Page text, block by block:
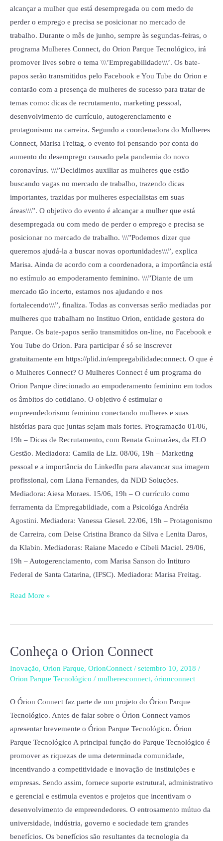
alcançar a mulher que está desempregada ou com medo de
perder o emprego e precisa se posicionar no mercado de
trabalho. Durante o mês de junho, sempre às segundas-feiras, o
programa Mulheres Connect, do Orion Parque Tecnológico, irá
promover lives sobre o tema \\\’Empregabilidade\\\’. Os bate-
papos serão transmitidos pelo Facebook e You Tube do Orion e
contarão com a presença de mulheres de sucesso para tratar de
temas como: dicas de recrutamento, marketing pessoal,
desenvolvimento de currículo, autogerenciamento e
protagonismo na carreira. Segundo a coordenadora do Mulheres
Connect, Marisa Freitag, o evento foi pensando por conta do
aumento do desemprego causado pela pandemia do novo
coronavírus. \\\”Decidimos auxiliar as mulheres que estão
buscando vagas no mercado de trabalho, trazendo dicas
importantes, trazidas por mulheres especialistas em suas
áreas\\\”. O objetivo do evento é alcançar a mulher que está
desempregada ou com medo de perder o emprego e precisa se
posicionar no mercado de trabalho. \\\”Podemos dizer que
queremos ajudá-la a buscar novas oportunidades\\\”, explica
Marisa. Ainda de acordo com a coordenadora, a importância está
no estímulo ao empoderamento feminino. \\\”Diante de um
mercado tão incerto, estamos nos ajudando e nos
fortalecendo\\\”, finaliza. Todas as conversas serão mediadas por
mulheres que trabalham no Instituo Orion, entidade gestora do
Parque. Os bate-papos serão transmitidos on-line, no Facebook e
You Tube do Orion. Para participar é só se inscrever
gratuitamente em https://plid.in/empregabilidadeconnect. O que é
o Mulheres Connect? O Mulheres Connect é um programa do
Orion Parque direcionado ao empoderamento feminino em todos
os âmbitos do cotidiano. O objetivo é estimular o
empreendedorismo feminino conectando mulheres e suas
histórias para que juntas sejam mais fortes. Programação 01/06,
19h – Dicas de Recrutamento, com Renata Guimarães, da ELO
Gestão. Mediadora: Camila de Liz. 08/06, 19h – Marketing
pessoal e a importância do LinkedIn para alavancar sua imagem
profissional, com Liana Fernandes, da NDD Soluções.
Mediadora: Aiesa Moraes. 15/06, 19h – O currículo como
ferramenta da Empregabildiade, com a Psicológa Andréia
Agostini. Mediadora: Vanessa Giesel. 22/06, 19h – Protagonismo
de Carreira, com Deise Cristina Branco da Silva e Lenita Daros,
da Klabin. Mediadoras: Raiane Macedo e Cibeli Maciel. 29/06,
19h – Autogerenciamento, com Marisa Sanson do Intituro
Federal de Santa Catarina, (IFSC). Mediadora: Marisa Freitag.
durante
mês
de
junho
Read More »
Conheça o Orion Connect
Inovação, Orion Parque, OrionConnect / setembro 10, 2018 /
Orion Parque Tecnológico / mulheresconnect, órionconnect
O Órion Connect faz parte de um projeto do Órion Parque
Tecnológico. Antes de falar sobre o Órion Connect vamos
apresentar brevemente o Órion Parque Tecnológico. Órion
Parque Tecnológico A principal função do Parque Tecnológico é
promover as riquezas de uma determinada comunidade,
incentivando a competitividade e inovação de instituições e
empresas. Sendo assim, fornece suporte estrutural, administrativo
e gerencial e estimula eventos e projetos que incentivam o
desenvolvimento de empreendedores. O entrosamento mútuo da
universidade, indústria, governo e sociedade tem grandes
benefícios. Os benefícios são resultantes da tecnologia da
Conheça
Orion